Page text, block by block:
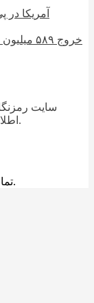
خروج
اطلاعات مردم از دنیای رمز ارز ها راه اندازی گردید.
©محفوظ می باشد.